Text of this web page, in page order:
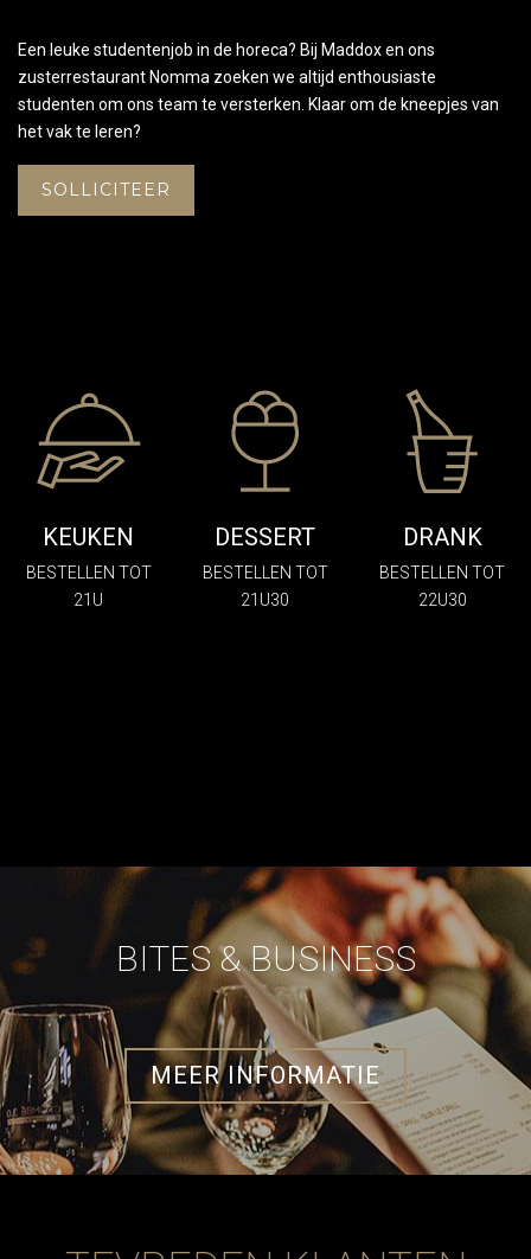
Een leuke studentenjob in de horeca? Bij Maddox en ons
zusterrestaurant Nomma zoeken we altijd enthousiaste
studenten om ons team te versterken. Klaar om de kneepjes van
het vak te leren?
SOLLICITEER
KEUKEN
BESTELLEN TOT
21U
DESSERT
BESTELLEN TOT
21U30
DRANK
BESTELLEN TOT
22U30
BITES & BUSINESS
MEER INFORMATIE